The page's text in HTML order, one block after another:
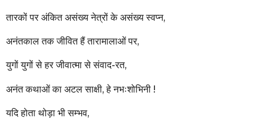
तारकों पर अंकित असंख्य नेत्रों के असंख्य स्वप्न,
अनंतकाल तक जीवित हैं तारामालाओं पर,
युगों युगों से हर जीवात्मा से संवाद-रत,
अनंत कथाओं का अटल साक्षी, हे नभःशोभिनी !
यदि होता थोड़ा भी सम्भव,